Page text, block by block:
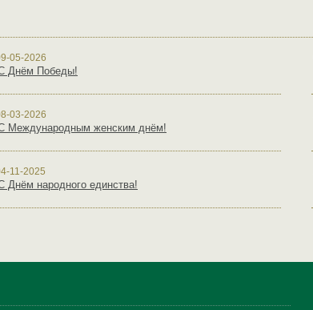
05-2026
Днём Победы!
03-2026
Международным женским днём!
11-2025
Днём народного единства!